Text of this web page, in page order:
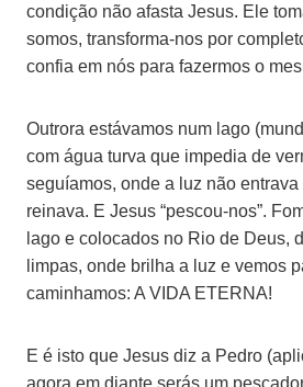
condição não afasta Jesus. Ele
somos, transforma-nos por
confia em nós para fazermos o
Outrora estávamos num lago
com água turva que impedia de
seguíamos, onde a luz não
reinava. E Jesus “pescou-nos”.
lago e colocados no Rio de Deus,
limpas, onde brilha a luz e vemos
caminhamos: A VIDA ETERNA!
E é isto que Jesus diz a Pedro
agora em diante serás um